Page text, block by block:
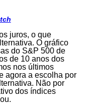
juros, o que
O gráfico
do S&P 500 de
de 10 anos dos
nos últimos
agora a escolha por
Não por
dos índices